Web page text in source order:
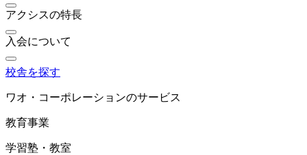
アクシスの特長
入会について
校舎を探す
ワオ・コーポレーションのサービス
教育事業
学習塾・教室